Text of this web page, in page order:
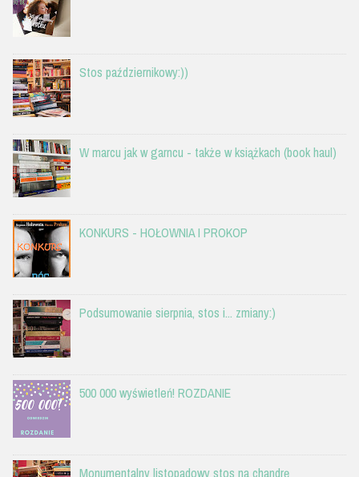
Stos październikowy:))
W marcu jak w garncu - także w książkach (book haul)
KONKURS - HOŁOWNIA I PROKOP
Podsumowanie sierpnia, stos i... zmiany:)
500 000 wyświetleń! ROZDANIE
Monumentalny listopadowy stos na chandrę